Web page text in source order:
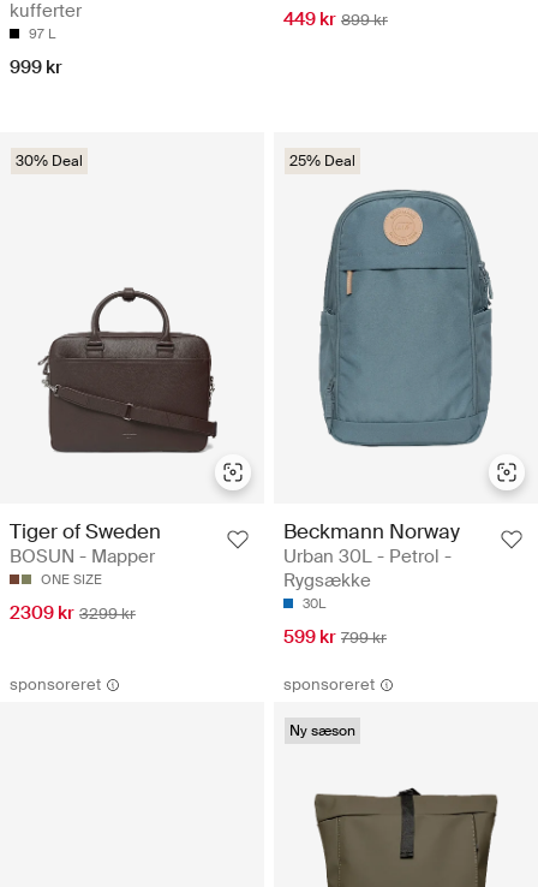
kufferter
97 L
999 kr
449 kr 899 kr
30% Deal
Tiger of Sweden
BOSUN - Mapper
ONE SIZE
2309 kr 3299 kr
25% Deal
Beckmann Norway
Urban 30L - Petrol -
Rygsække
30L
599 kr 799 kr
sponsoreret sponsoreret
Ny sæson